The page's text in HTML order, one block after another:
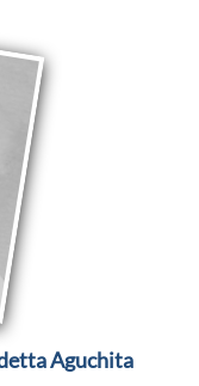
Aguchita